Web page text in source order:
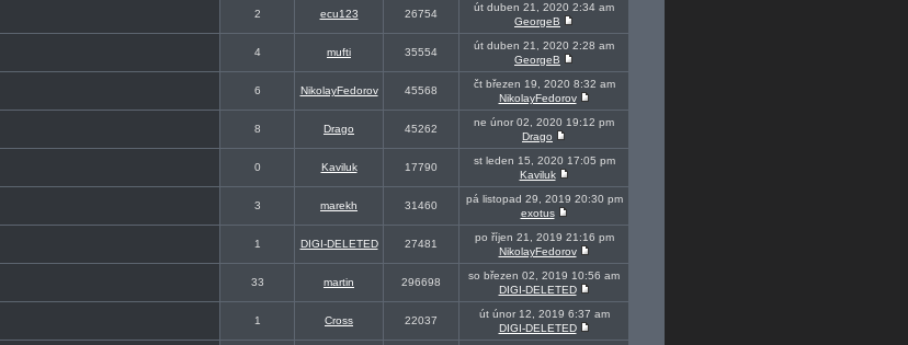
2 ecu123 26754
út duben 21, 2020 2:34 am
GeorgeB
4 mufti 35554
út duben 21, 2020 2:28 am
GeorgeB
6 NikolayFedorov 45568
čt březen 19, 2020 8:32 am
NikolayFedorov
8 Drago 45262
ne únor 02, 2020 19:12 pm
Drago
0 Kaviluk 17790
st leden 15, 2020 17:05 pm
Kaviluk
3 marekh 31460
pá listopad 29, 2019 20:30 pm
exotus
1 DIGI-DELETED 27481
po říjen 21, 2019 21:16 pm
NikolayFedorov
33 martin 296698
so březen 02, 2019 10:56 am
DIGI-DELETED
1 Cross 22037
út únor 12, 2019 6:37 am
DIGI-DELETED